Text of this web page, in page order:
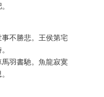
不勝悲。王侯第宅
羽書馳。魚龍寂寞